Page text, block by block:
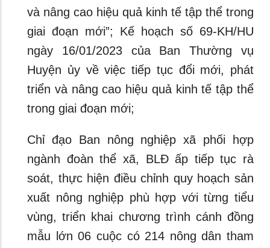
và nâng cao hiệu quả kinh tế tập thể trong
giai đoạn mới”; Kế hoạch số 69-KH/HU
ngày 16/01/2023 của Ban Thường vụ
Huyện ủy về việc tiếp tục đổi mới, phát
triển và nâng cao hiệu quả kinh tế tập thể
trong giai đoạn mới;
Chỉ đạo Ban nông nghiệp xã phối hợp
ngành đoàn thể xã, BLĐ ấp tiếp tục rà
soát, thực hiện điều chỉnh quy hoạch sản
xuất nông nghiệp phù hợp với từng tiểu
vùng, triển khai chương trình cánh đồng
mẫu lớn 06 cuộc có 214 nông dân tham